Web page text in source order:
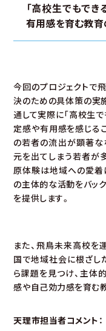
「高校生でもでき
有用感を育む教
今回のプロジェクトで
決のための具体策の実
通して実際に「高校生で
定感や有用感を感じる
の若者の流出が顕著な
元を出てしまう若者が
原体験は地域への愛着
の主体的な活動をバッ
を提供します。
また、飛鳥未来高校を
国で地域社会に根ざし
ら課題を見つけ、主体
感や自己効力感を育む
天理市担当者コメント：